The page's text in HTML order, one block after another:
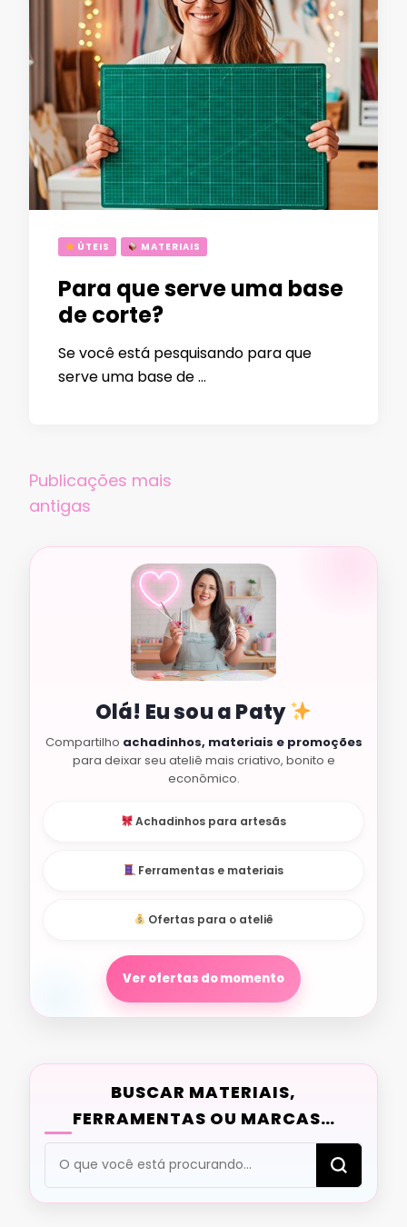
ÚTEIS MATERIAIS
Para que serve uma base
de corte?
Se você está pesquisando para que
serve uma base de …
Navegação
por
Publicações mais
antigas
Olá! Eu sou a Paty
Compartilho achadinhos, materiais e promoções
para deixar seu ateliê mais criativo, bonito e
econômico.
Achadinhos para artesãs
Ferramentas e materiais
Ofertas para o ateliê
Ver ofertas do momento
BUSCAR MATERIAIS,
FERRAMENTAS OU MARCAS…
Procurando
algo?